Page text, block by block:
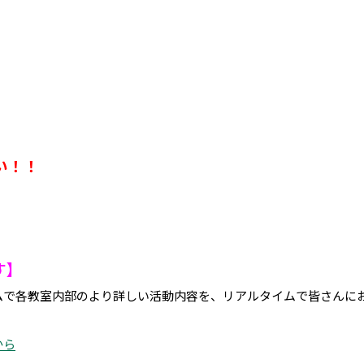
！
各教室内部のより詳しい活動内容を、リアルタイムで皆さんに